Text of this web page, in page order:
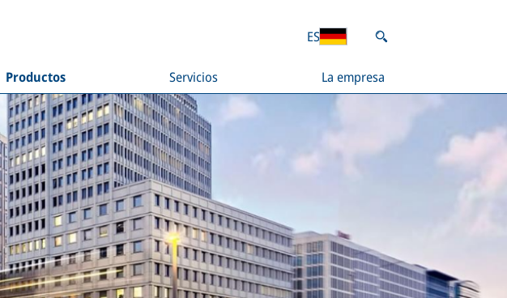
Productos Servicios La empresa
ES